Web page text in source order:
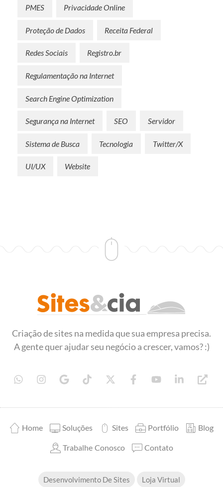
PMES Privacidade Online
Proteção de Dados Receita Federal
Redes Sociais Registro.br
Regulamentação na Internet
Search Engine Optimization
Segurança na Internet SEO Servidor
Sistema de Busca Tecnologia Twitter/X
UI/UX Website
Criação de sites na medida que sua empresa precisa.
A gente quer ajudar seu negócio a crescer, vamos? :)
Home Soluções Sites Portfólio Blog
Trabalhe Conosco Contato
Desenvolvimento De Sites Loja Virtual